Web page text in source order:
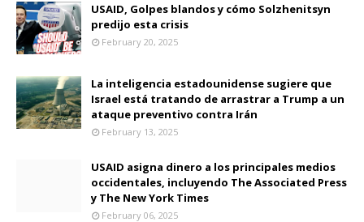
USAID, Golpes blandos y cómo Solzhenitsyn
predijo esta crisis
February 20, 2025
La inteligencia estadounidense sugiere que
Israel está tratando de arrastrar a Trump a un
ataque preventivo contra Irán
February 13, 2025
USAID asigna dinero a los principales medios
occidentales, incluyendo The Associated Press
y The New York Times
February 06, 2025